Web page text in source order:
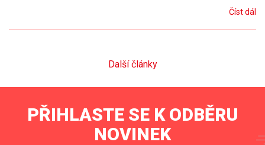
Číst dál
Další články
PŘIHLASTE SE K ODBĚRU
NOVINEK